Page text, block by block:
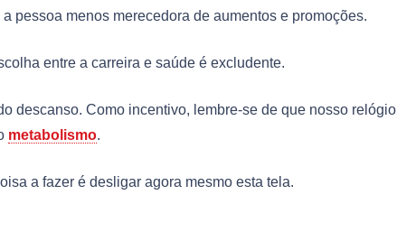
pessoa menos merecedora de aumentos e promoções.
entre a carreira e saúde é excludente.
descanso. Como incentivo, lembre-se de que nosso relógio
metabolismo.
a fazer é desligar agora mesmo esta tela.